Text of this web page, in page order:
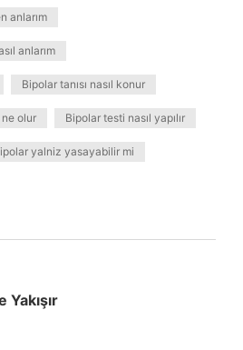
anlarım
anlarım
Bipolar tanısı nasıl konur
olur Bipolar testi nasıl yapılır
yalniz yasayabilir mi
Yakışır